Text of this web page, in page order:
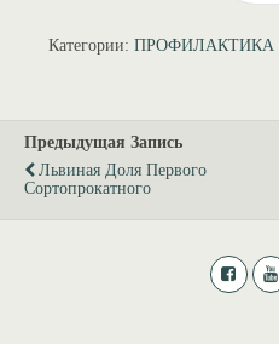
Категории: ПРОФИЛАКТИКА
Предыдущая Запись
Львиная Доля Первого
Сортопрокатного